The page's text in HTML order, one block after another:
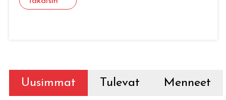
Uusimmat Tulevat Menneet